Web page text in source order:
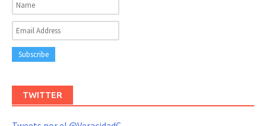
TWITTER